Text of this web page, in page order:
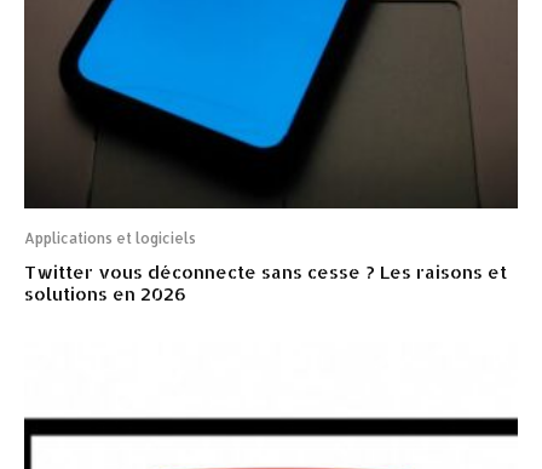
Applications et logiciels
Twitter vous déconnecte sans cesse ? Les raisons et
solutions en 2026